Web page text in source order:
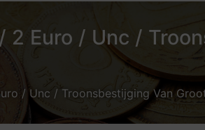
Euro / Unc /
/ Unc / Troonsbestijging Van